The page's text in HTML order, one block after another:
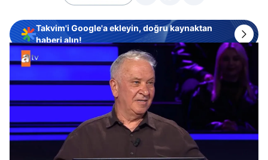
Takvim'i Google'a ekleyin, doğru kaynaktan
haberi alın!